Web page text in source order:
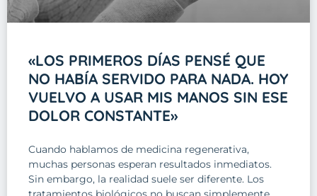
«LOS PRIMEROS DÍAS PENSÉ QUE
NO HABÍA SERVIDO PARA NADA. HOY
VUELVO A USAR MIS MANOS SIN ESE
DOLOR CONSTANTE»
Cuando hablamos de medicina regenerativa,
muchas personas esperan resultados inmediatos.
Sin embargo, la realidad suele ser diferente. Los